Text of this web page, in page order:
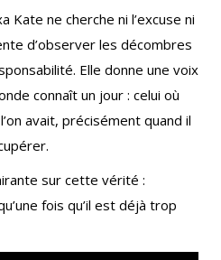
Kate ne cherche ni l’excuse ni
d’observer les décombres
Elle donne une voix
connaît un jour : celui où
avait, précisément quand il
sur cette vérité :
fois qu’il est déjà trop